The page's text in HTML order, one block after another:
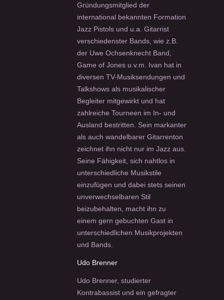
Gründungsmitglied der
international bekannten Formation
Jazz Pistols und u.a. Gitarrist
verschiedenster Bands, wie z.B.
der Uwe Ochsenknecht Band,
Game of Jones u.v.m. Ivan hat in
diversen TV-Musiksendungen und
Talkshows als musikalischer
Begleiter mitgewirkt und hat
zahlreiche Tourneen im In- und
Ausland bestritten. Sein markanter
als auch wandelbarer Gitarrenton
zeichnet ihn nicht nur im Jazz aus.
Seine Fähigkeit, sich nahtlos in
unterschiedliche Musikstile
einzufügen und dabei stets seinen
unverwechselbaren Stil
beizubehalten, macht ihn zu
einem gern gebuchten Gast in
unterschiedlichen Musikprojekten
und Bands.
Udo Brenner
Udo Brenner, studierter
Kontrabassist und ein gefragter